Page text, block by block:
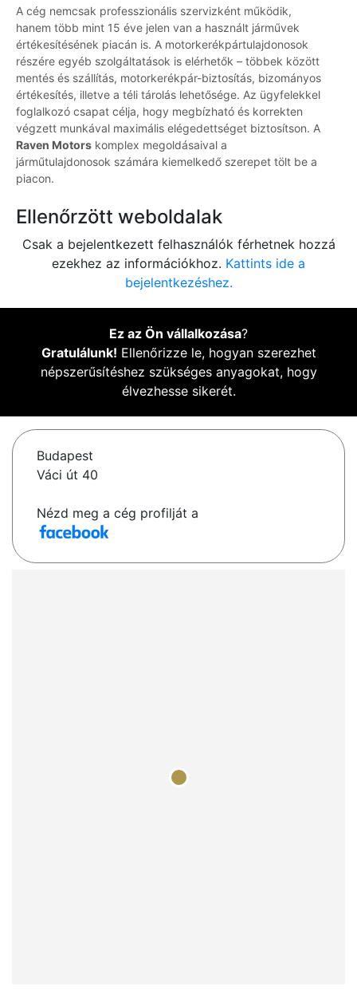
A cég nemcsak professzionális szervizként működik,
hanem több mint 15 éve jelen van a használt járművek
értékesítésének piacán is. A motorkerékpártulajdonosok
részére egyéb szolgáltatások is elérhetők – többek között
mentés és szállítás, motorkerékpár-biztosítás, bizományos
értékesítés, illetve a téli tárolás lehetősége. Az ügyfelekkel
foglalkozó csapat célja, hogy megbízható és korrekten
végzett munkával maximális elégedettséget biztosítson. A
Raven Motors komplex megoldásaival a
járműtulajdonosok számára kiemelkedő szerepet tölt be a
piacon.
Ellenőrzött weboldalak
Csak a bejelentkezett felhasználók férhetnek hozzá
ezekhez az információkhoz. Kattints ide a
bejelentkezéshez.
Ez az Ön vállalkozása?
Gratulálunk! Ellenőrizze le, hogyan szerezhet
népszerűsítéshez szükséges anyagokat, hogy
élvezhesse sikerét.
Budapest
Váci út 40
Nézd meg a cég profilját a